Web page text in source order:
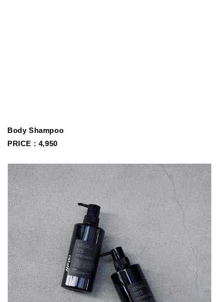
Body Shampoo
PRICE : 4,950